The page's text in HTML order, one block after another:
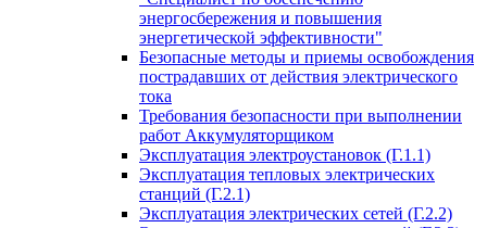
энергосбережения и повышения
энергетической эффективности"
Безопасные методы и приемы освобождения
пострадавших от действия электрического
тока
Требования безопасности при выполнении
работ Аккумуляторщиком
Эксплуатация электроустановок (Г.1.1)
Эксплуатация тепловых электрических
станций (Г.2.1)
Эксплуатация электрических сетей (Г.2.2)